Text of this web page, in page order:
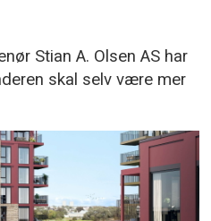
Stian A. Olsen AS har
skal selv være mer